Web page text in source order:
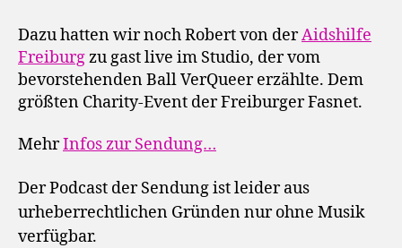
Dazu hatten wir noch Robert von derAidshilfe
Freiburgzu gast live im Studio, der vom
bevorstehenden Ball VerQueer erzählte. Dem
größten Charity-Event der Freiburger Fasnet.
MehrInfos zur Sendung…
Der Podcast der Sendung ist leider aus
urheberrechtlichen Gründen nur ohne Musik
verfügbar.